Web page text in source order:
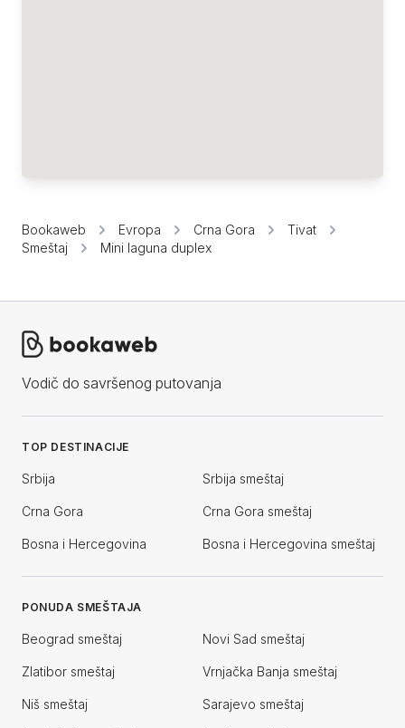
Bookaweb Evropa Crna Gora
Tivat
Smeštaj
Mini laguna duplex
Vodič do savršenog putovanja
TOP DESTINACIJE
Srbija Srbija smeštaj
Crna Gora Crna Gora smeštaj
Bosna i Hercegovina Bosna i Hercegovina smeštaj
PONUDA SMEŠTAJA
Beograd smeštaj Novi Sad smeštaj
Zlatibor smeštaj Vrnjačka Banja smeštaj
Niš smeštaj Sarajevo smeštaj